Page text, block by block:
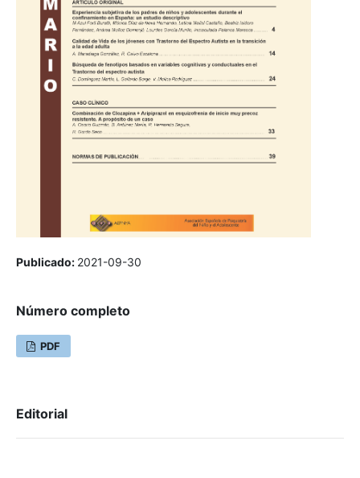
Publicado: 2021-09-30
Número completo
PDF
Editorial